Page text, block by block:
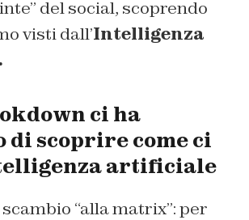
del social, scoprendo
visti dall’Intelligenza
ci ha
di scoprire come ci
artificiale
“alla matrix”: per